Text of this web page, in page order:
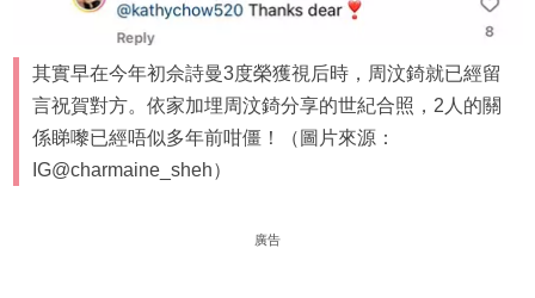
其實早在今年初佘詩曼3度榮獲視后時，周汶錡就已經留
言祝賀對方。依家加埋周汶錡分享的世紀合照，2人的關
係睇嚟已經唔似多年前咁僵！（圖片來源：
IG@charmaine_sheh）
廣告